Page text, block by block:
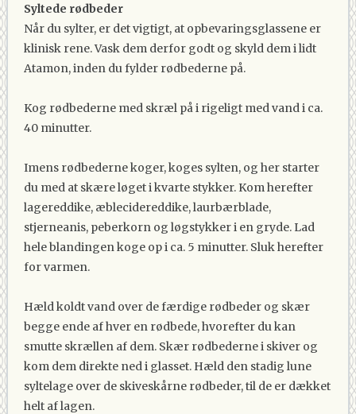
Syltede rødbeder
Når du sylter, er det vigtigt, at opbevaringsglassene er
klinisk rene. Vask dem derfor godt og skyld dem i lidt
Atamon, inden du fylder rødbederne på.
Kog rødbederne med skræl på i rigeligt med vand i ca.
40 minutter.
Imens rødbederne koger, koges sylten, og her starter
du med at skære løget i kvarte stykker. Kom herefter
lagereddike, æblecidereddike, laurbærblade,
stjerneanis, peberkorn og løgstykker i en gryde. Lad
hele blandingen koge op i ca. 5 minutter. Sluk herefter
for varmen.
Hæld koldt vand over de færdige rødbeder og skær
begge ende af hver en rødbede, hvorefter du kan
smutte skrællen af dem. Skær rødbederne i skiver og
kom dem direkte ned i glasset. Hæld den stadig lune
syltelage over de skiveskårne rødbeder, til de er dækket
helt af lagen.